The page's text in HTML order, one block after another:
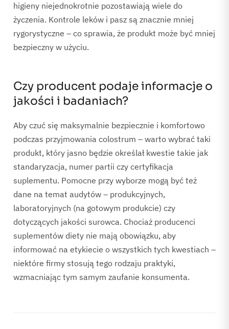
higieny niejednokrotnie pozostawiają wiele do
życzenia. Kontrole leków i pasz są znacznie mniej
rygorystyczne – co sprawia, że produkt może być mniej
bezpieczny w użyciu.
Czy producent podaje informacje o
jakości i badaniach?
Aby czuć się maksymalnie bezpiecznie i komfortowo
podczas przyjmowania colostrum – warto wybrać taki
produkt, który jasno będzie określał kwestie takie jak
standaryzacja, numer partii czy certyfikacja
suplementu. Pomocne przy wyborze mogą być też
dane na temat audytów – produkcyjnych,
laboratoryjnych (na gotowym produkcie) czy
dotyczących jakości surowca. Chociaż producenci
suplementów diety nie mają obowiązku, aby
informować na etykiecie o wszystkich tych kwestiach –
niektóre firmy stosują tego rodzaju praktyki,
wzmacniając tym samym zaufanie konsumenta.